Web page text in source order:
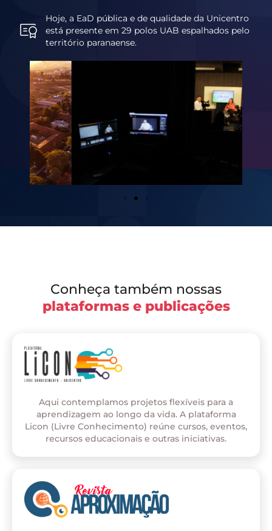
Hoje, a EaD pública e de qualidade da Unicentro
está presente em 29 polos UAB espalhados pelo
território paranaense.
Conheça também nossas
plataformas e publicações
Aqui contemplamos projetos flexíveis para a
aprendizagem ao longo da vida. A plataforma
Licon (Livre Conhecimento) reúne cursos, eventos,
recursos educacionais e outras iniciativas.